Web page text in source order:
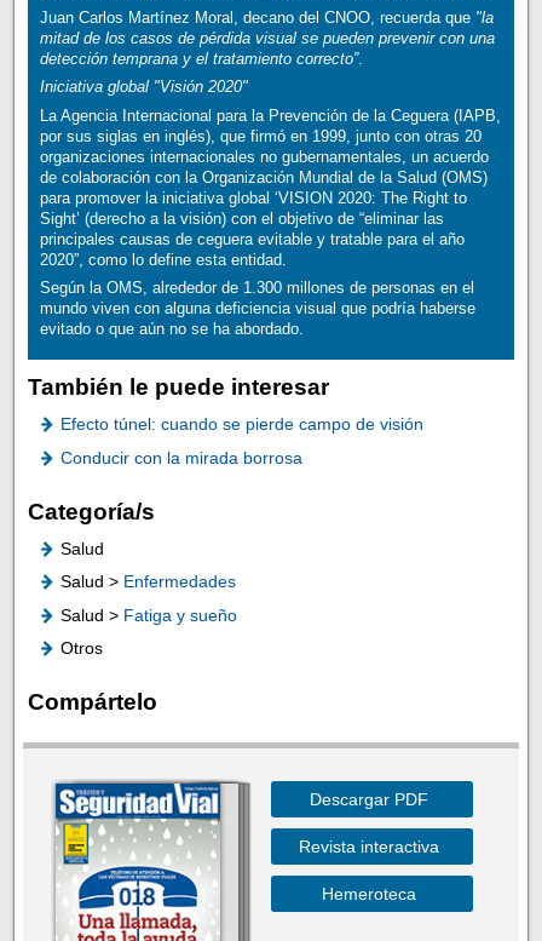
Juan Carlos Martínez Moral, decano del CNOO, recuerda que "la
mitad de los casos de pérdida visual se pueden prevenir con una
detección temprana y el tratamiento correcto”.
Iniciativa global "Visión 2020"
La Agencia Internacional para la Prevención de la Ceguera (IAPB,
por sus siglas en inglés), que firmó en 1999, junto con otras 20
organizaciones internacionales no gubernamentales, un acuerdo
de colaboración con la Organización Mundial de la Salud (OMS)
para promover la iniciativa global ‘VISION 2020: The Right to
Sight’ (derecho a la visión) con el objetivo de “eliminar las
principales causas de ceguera evitable y tratable para el año
2020”, como lo define esta entidad.
Según la OMS, alrededor de 1.300 millones de personas en el
mundo viven con alguna deficiencia visual que podría haberse
evitado o que aún no se ha abordado.
También le puede interesar
Efecto túnel: cuando se pierde campo de visión
Conducir con la mirada borrosa
Categoría/s
Salud
Salud > Enfermedades
Salud > Fatiga y sueño
Otros
Compártelo
Descargar PDF
Revista interactiva
Hemeroteca